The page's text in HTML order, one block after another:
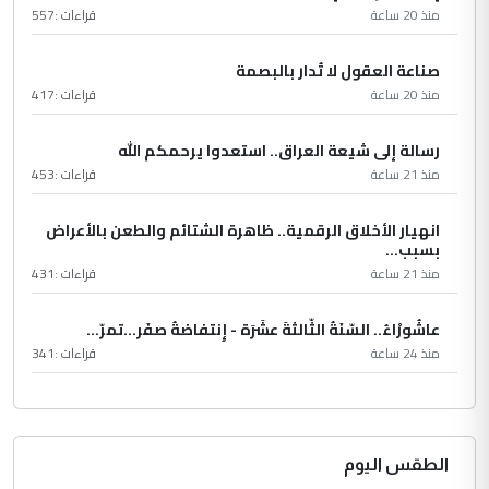
منذ 20 ساعة قراءات :557
صناعة العقول لا تُدار بالبصمة
منذ 20 ساعة قراءات :417
رسالة إلى شيعة العراق.. استعدوا يرحمكم الله
منذ 21 ساعة قراءات :453
انهيار الأخلاق الرقمية.. ظاهرة الشتائم والطعن بالأعراض
بسبب...
منذ 21 ساعة قراءات :431
عاشُورْاءُ.. السّنَةُ الثّالثةَ عشَرَة - إِنتفاضةُ صفَر…تمرّ...
منذ 24 ساعة قراءات :341
الطقس اليوم